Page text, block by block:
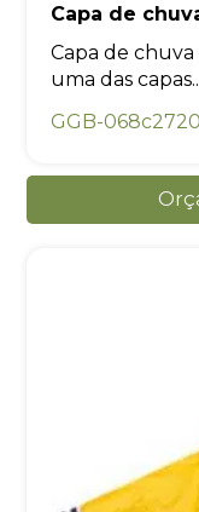
Capa de
Capa de chuva
uma das
GGB-